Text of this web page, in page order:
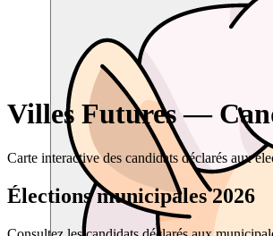
Villes Futures —
Carte interactive des candidats déclarés aux
Élections municipales 2026